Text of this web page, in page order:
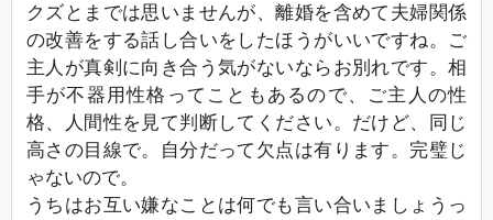
クズとまでは思いませんが、離婚を含めて夫婦関係
の改善をする話し合いをしたほうがいいですね。ご
主人が真剣に向き合う気がないならお別れです。相
手が不器用性格ってこともあるので、ご主人の性
格、人間性を見て判断してください。だけど、同じ
高さの目線で。自分だって欠点は有ります。完璧じ
ゃないので。
うちはお互い嫌なことは何でも言い合いましょうっ